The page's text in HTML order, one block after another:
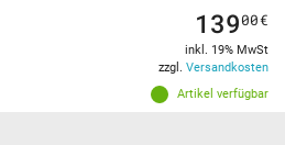
Artikel verfügbar
13900€
inkl. 19% MwSt
zzgl. Versandkosten